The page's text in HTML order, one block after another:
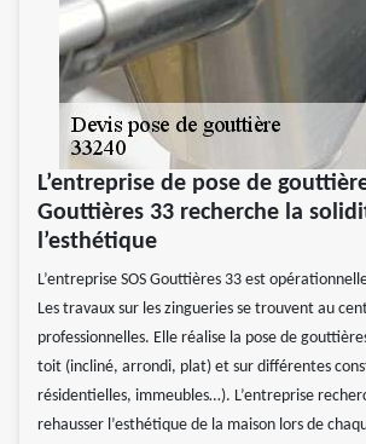
L’entreprise de pose de
Gouttières 33 recherche la
l’esthétique
L’entreprise SOS Gouttières 33 est
Les travaux sur les zingueries se trouvent au
professionnelles. Elle réalise la pose de
toit (incliné, arrondi, plat) et sur différentes
résidentielles, immeubles…). L’entreprise
rehausser l’esthétique de la maison lors de